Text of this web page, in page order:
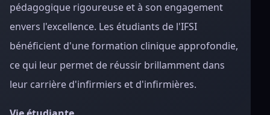
pédagogique rigoureuse et à son engagement
envers l'excellence. Les étudiants de l'IFSI
bénéficient d'une formation clinique approfondie,
ce qui leur permet de réussir brillamment dans
leur carrière d'infirmiers et d'infirmières.